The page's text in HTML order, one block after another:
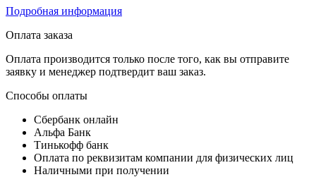
Подробная информация
Оплата заказа
Оплата производится только после того, как вы отправите
заявку и менеджер подтвердит ваш заказ.
Способы оплаты
Сбербанк онлайн
Альфа Банк
Тинькофф банк
Оплата по реквизитам компании для физических лиц
Наличными при получении